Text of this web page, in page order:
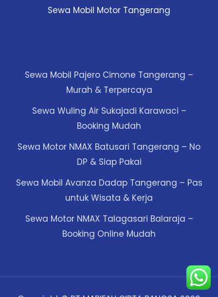
Sewa Mobil Motor Tangerang
Sewa Mobil Pajero Cimone Tangerang –
Murah & Terpercaya
Sewa Wuling Air Sukajadi Karawaci –
Booking Mudah
Sewa Motor NMAX Batusari Tangerang – No
DP & Siap Pakai
Sewa Mobil Avanza Dadap Tangerang – Pas
untuk Wisata & Kerja
Sewa Motor NMAX Talagasari Balaraja –
Booking Online Mudah